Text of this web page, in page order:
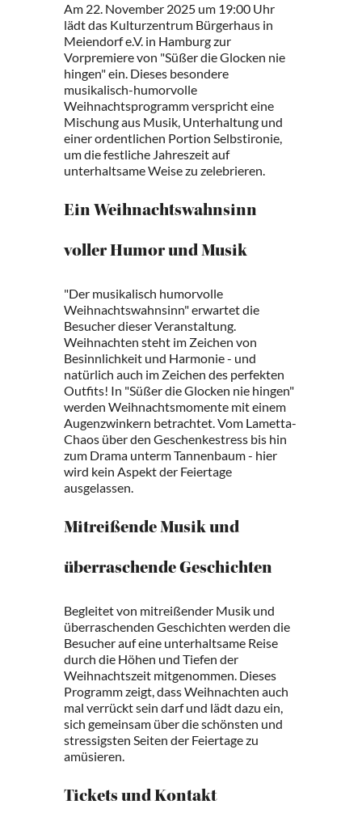
Am 22. November 2025 um 19:00 Uhr
lädt das Kulturzentrum Bürgerhaus in
Meiendorf e.V. in Hamburg zur
Vorpremiere von "Süßer die Glocken nie
hingen" ein. Dieses besondere
musikalisch-humorvolle
Weihnachtsprogramm verspricht eine
Mischung aus Musik, Unterhaltung und
einer ordentlichen Portion Selbstironie,
um die festliche Jahreszeit auf
unterhaltsame Weise zu zelebrieren.
Ein Weihnachtswahnsinn
voller Humor und Musik
"Der musikalisch humorvolle
Weihnachtswahnsinn" erwartet die
Besucher dieser Veranstaltung.
Weihnachten steht im Zeichen von
Besinnlichkeit und Harmonie - und
natürlich auch im Zeichen des perfekten
Outfits! In "Süßer die Glocken nie hingen"
werden Weihnachtsmomente mit einem
Augenzwinkern betrachtet. Vom Lametta-
Chaos über den Geschenkestress bis hin
zum Drama unterm Tannenbaum - hier
wird kein Aspekt der Feiertage
ausgelassen.
Mitreißende Musik und
überraschende Geschichten
Begleitet von mitreißender Musik und
überraschenden Geschichten werden die
Besucher auf eine unterhaltsame Reise
durch die Höhen und Tiefen der
Weihnachtszeit mitgenommen. Dieses
Programm zeigt, dass Weihnachten auch
mal verrückt sein darf und lädt dazu ein,
sich gemeinsam über die schönsten und
stressigsten Seiten der Feiertage zu
amüsieren.
Tickets und Kontakt